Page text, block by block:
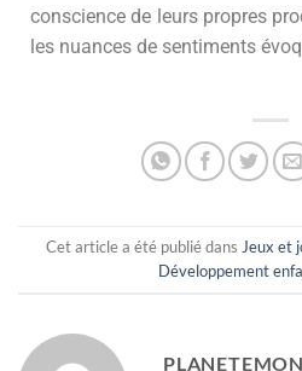
conscience de leurs propres
les nuances de sentiments
Cet article a été publié dans Jeux et
Développement